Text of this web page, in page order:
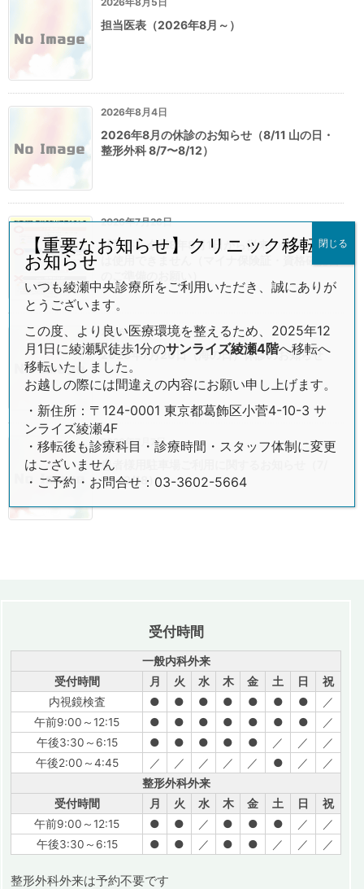
担当医表（2026年8月～）
2026年8月4日
2026年8月の休診のお知らせ（8/11 山の日・
整形外科 8/7〜8/12）
2026年7月26日
【重要】令和8年8月1日から従来の健康保険証
2026年7月13日
2026年7月20日（海の日）休診のお知らせ
2026年7月7日
患者様用駐車場ご利用に関するお知らせ（7/
1〜12/18）
受付時間
一般内科外来
受付時間
月 火 水 木 金 土 日
祝
内視鏡検査
● ● ● ● ● ● ●
／
午前9:00～12:15
● ● ● ● ● ● ●
／
午後3:30～6:15
● ● ● ● ● ／ ／
／
午後2:00～4:45
／ ／ ／ ／ ／ ● ／
／
整形外科外来
受付時間
月 火 水 木 金 土 日
祝
午前9:00～12:15
● ● ／ ● ● ● ／
／
午後3:30～6:15
● ● ／ ● ● ／ ／ ／
整形外科外来は予約不要です
【重要なお知らせ】クリニック移転の
お知らせ
いつも綾瀬中央診療所をご利用いただき、誠にありが
とうございます。
この度、より良い医療環境を整えるため、2025年12
月1日に綾瀬駅徒歩1分のサンライズ綾瀬4階へ移転へ
移転いたしました。
お越しの際には間違えの内容にお願い申し上げます。
・新住所：〒124-0001 東京都葛飾区小菅4-10-3 サ
ンライズ綾瀬4F
・移転後も診療科目・診療時間・スタッフ体制に変更
はございません
・ご予約・お問合せ：03-3602-5664
閉じる